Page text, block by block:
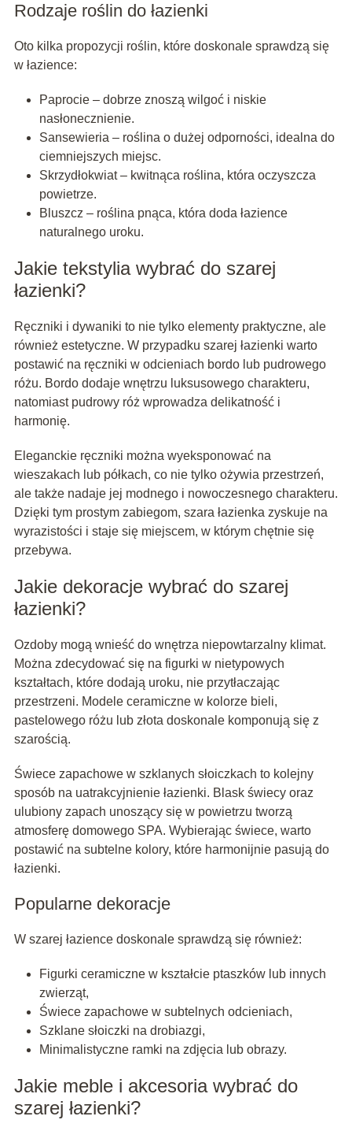
Rodzaje roślin do łazienki
Oto kilka propozycji roślin, które doskonale sprawdzą się
w łazience:
Paprocie – dobrze znoszą wilgoć i niskie
nasłonecznienie.
Sansewieria – roślina o dużej odporności, idealna do
ciemniejszych miejsc.
Skrzydłokwiat – kwitnąca roślina, która oczyszcza
powietrze.
Bluszcz – roślina pnąca, która doda łazience
naturalnego uroku.
Jakie tekstylia wybrać do szarej
łazienki?
Ręczniki i dywaniki to nie tylko elementy praktyczne, ale
również estetyczne. W przypadku szarej łazienki warto
postawić na ręczniki w odcieniach bordo lub pudrowego
różu. Bordo dodaje wnętrzu luksusowego charakteru,
natomiast pudrowy róż wprowadza delikatność i
harmonię.
Eleganckie ręczniki można wyeksponować na
wieszakach lub półkach, co nie tylko ożywia przestrzeń,
ale także nadaje jej modnego i nowoczesnego charakteru.
Dzięki tym prostym zabiegom, szara łazienka zyskuje na
wyrazistości i staje się miejscem, w którym chętnie się
przebywa.
Jakie dekoracje wybrać do szarej
łazienki?
Ozdoby mogą wnieść do wnętrza niepowtarzalny klimat.
Można zdecydować się na figurki w nietypowych
kształtach, które dodają uroku, nie przytłaczając
przestrzeni. Modele ceramiczne w kolorze bieli,
pastelowego różu lub złota doskonale komponują się z
szarością.
Świece zapachowe w szklanych słoiczkach to kolejny
sposób na uatrakcyjnienie łazienki. Blask świecy oraz
ulubiony zapach unoszący się w powietrzu tworzą
atmosferę domowego SPA. Wybierając świece, warto
postawić na subtelne kolory, które harmonijnie pasują do
łazienki.
Popularne dekoracje
W szarej łazience doskonale sprawdzą się również:
Figurki ceramiczne w kształcie ptaszków lub innych
zwierząt,
Świece zapachowe w subtelnych odcieniach,
Szklane słoiczki na drobiazgi,
Minimalistyczne ramki na zdjęcia lub obrazy.
Jakie meble i akcesoria wybrać do
szarej łazienki?